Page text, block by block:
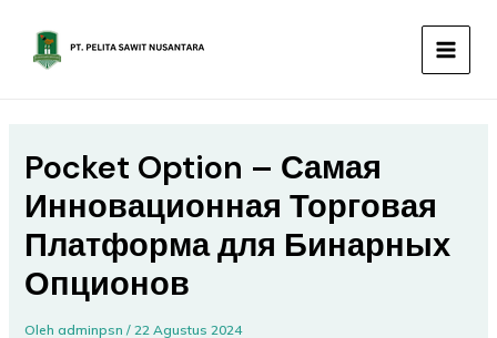
konten
MAIN
Pocket Option – Самая
Инновационная Торговая
Платформа для Бинарных
Опционов
Olehadminpsn/22 Agustus 2024